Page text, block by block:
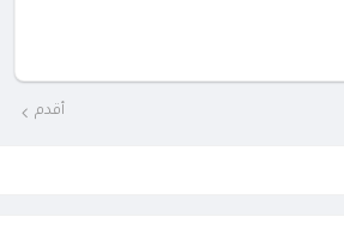
أقدم